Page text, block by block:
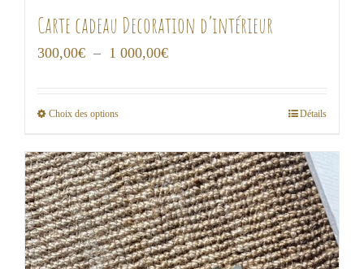
Carte cadeau Decoration d’intérieur
300,00€ – 1 000,00€Plage
1
000,00€
Choix des optionsCe
a
plusieurs
variations.
Les
options
Détails